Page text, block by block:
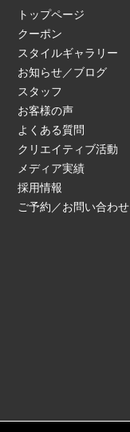
トップページ
クーポン
スタイルギャラリー
お知らせ／ブログ
スタッフ
お客様の声
よくある質問
クリエイティブ活動
メディア実績
採用情報
ご予約／お問い合わせ